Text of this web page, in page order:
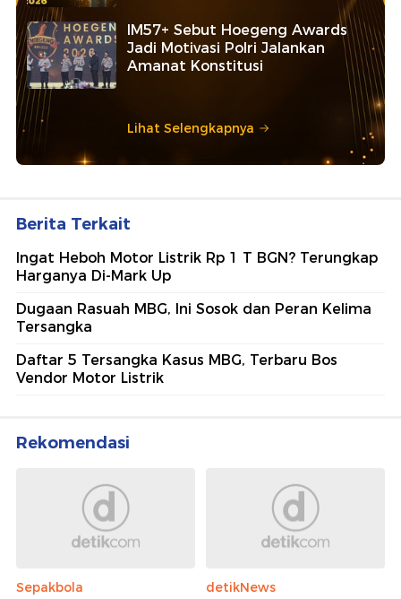
IM57+ Sebut Hoegeng Awards
Jadi Motivasi Polri Jalankan
Amanat Konstitusi
Lihat Selengkapnya
Berita Terkait
Ingat Heboh Motor Listrik Rp 1 T BGN? Terungkap
Harganya Di-Mark Up
⁠Dugaan Rasuah MBG, Ini Sosok dan Peran Kelima
Tersangka
Daftar 5 Tersangka Kasus MBG, Terbaru Bos
Vendor Motor Listrik
Rekomendasi
Sepakbola
detikNews